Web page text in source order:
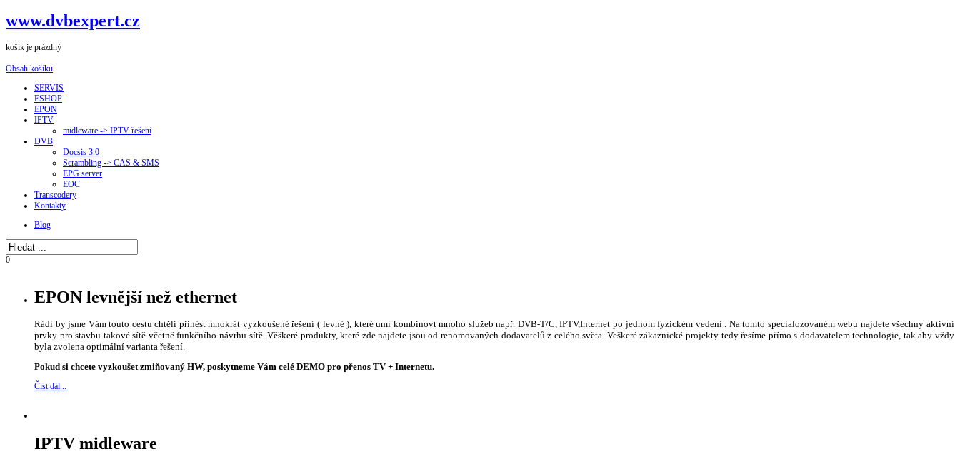
www.dvbexpert.cz
košík je prázdný
Obsah košíku
SERVIS
ESHOP
EPON
IPTV
midleware -> IPTV řešení
DVB
Docsis 3.0
Scrambling -> CAS & SMS
EPG server
EOC
Transcodery
Kontakty
Blog
0
EPON levnější než ethernet
Rádi by jsme Vám touto cestu chtěli přinést mnokrát vyzkoušené řešení ( levné ), které umí kombinovt mnoho služeb např. DVB-T/C, IPTV,Internet po jednom fyzickém vedení . Na tomto specialozovaném webu najdete všechny aktivní
prvky pro stavbu takové sítě včetně funkčního návrhu sítě. Věškeré produkty, které zde najdete jsou od renomovaných dodavatelů z celého světa. Veškeré zákaznické projekty tedy řesíme přímo s dodavatelem technologie, tak aby vždy
byla zvolena optimální varianta řešení.
Pokud si chcete vyzkoušet zmiňovaný HW, poskytneme Vám celé DEMO pro přenos TV + Internetu.
Číst dál...
IPTV midleware